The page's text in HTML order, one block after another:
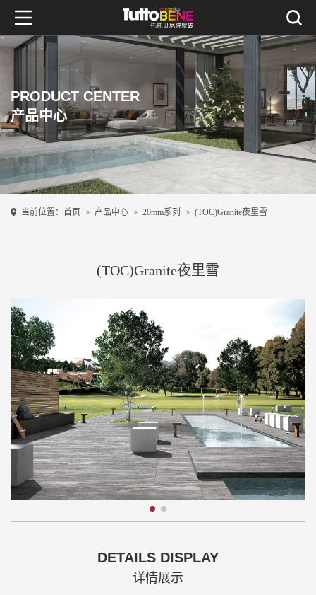
PRODUCT CENTER
产品中心
当前位置： 首页 产品中心 20mm系列 (TOC)Granite夜里雪
(TOC)Granite夜里雪
DETAILS DISPLAY
详情展示